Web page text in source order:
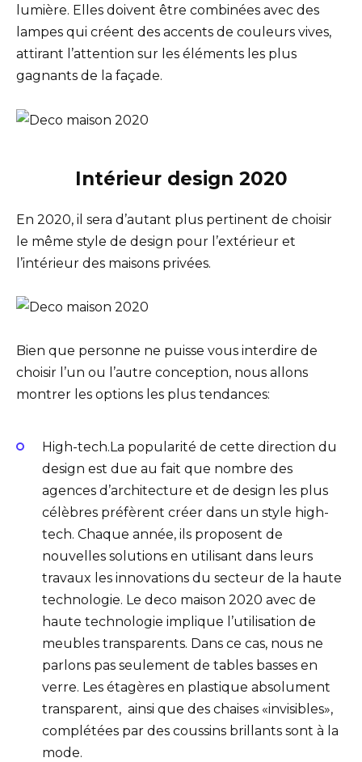
lumière. Elles doivent être combinées avec des
lampes qui créent des accents de couleurs vives,
attirant l’attention sur les éléments les plus
gagnants de la façade.
Intérieur design 2020
En 2020, il sera d’autant plus pertinent de choisir
le même style de design pour l’extérieur et
l’intérieur des maisons privées.
Bien que personne ne puisse vous interdire de
choisir l’un ou l’autre conception, nous allons
montrer les options les plus tendances:
High-tech.La popularité de cette direction du
design est due au fait que nombre des
agences d’architecture et de design les plus
célèbres préfèrent créer dans un style high-
tech. Chaque année, ils proposent de
nouvelles solutions en utilisant dans leurs
travaux les innovations du secteur de la haute
technologie. Le deco maison 2020 avec de
haute technologie implique l’utilisation de
meubles transparents. Dans ce cas, nous ne
parlons pas seulement de tables basses en
verre. Les étagères en plastique absolument
transparent, ainsi que des chaises «invisibles»,
complétées par des coussins brillants sont à la
mode.